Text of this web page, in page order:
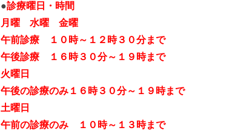
●診療曜日・時間
月曜 水曜 金曜
午前診療 １０時～１２時３０分まで
午後診療 １６時３０分～１９時まで
火曜日
午後の診療のみ１６時３０分～１９時まで
土曜日
午前の診療のみ １０時～１３時まで